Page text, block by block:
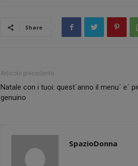
Share
Articolo precedente
Natale con i tuoi: quest´anno il menu´ e´
genuino
SpazioDonna